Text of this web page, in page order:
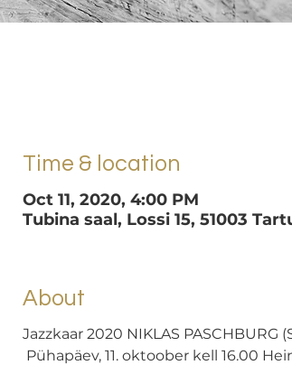
Time & location
Oct 11, 2020, 4:00 PM
Tubina saal, Lossi 15, 51003
About
Jazzkaar 2020 NIKLAS PASCHBURG
Pühapäev, 11. oktoober kell 16.00